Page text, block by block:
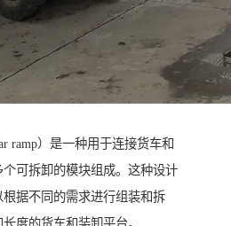
ramp）是一种用于连接货车和
可拆卸的模块组成。这种设计
据不同的需求进行组装和拆